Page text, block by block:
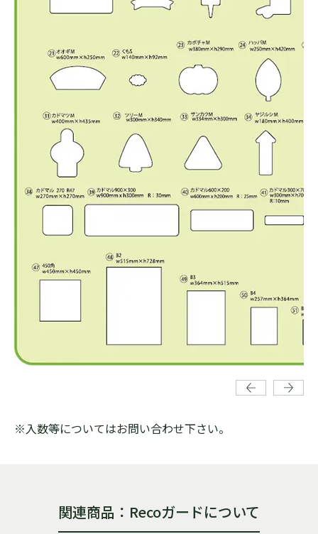
※入数等についてはお問い合わせ下さい。
関連商品：Recoガードについて